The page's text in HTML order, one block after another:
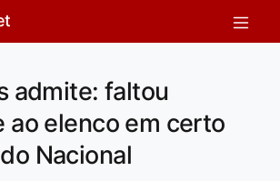
admite: faltou
ao elenco em certo
Nacional